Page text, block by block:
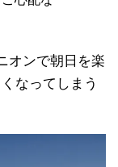
オンで朝日を楽
なってしまう